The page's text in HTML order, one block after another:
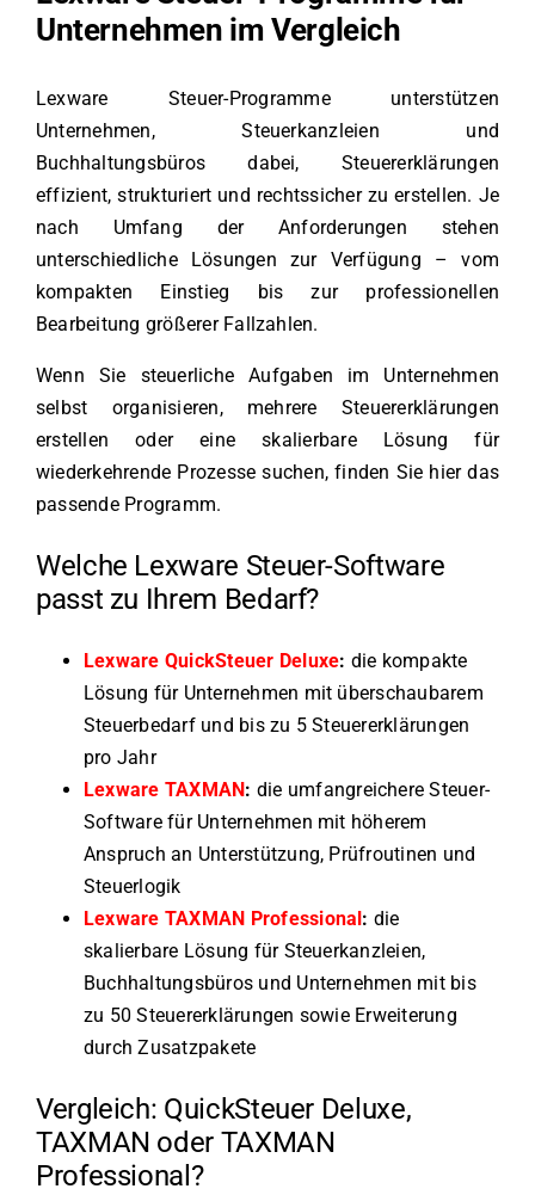
Unternehmen im Vergleich
Lexware Steuer-Programme unterstützen
Unternehmen, Steuerkanzleien und
Buchhaltungsbüros dabei, Steuererklärungen
effizient, strukturiert und rechtssicher zu erstellen. Je
nach Umfang der Anforderungen stehen
unterschiedliche Lösungen zur Verfügung – vom
kompakten Einstieg bis zur professionellen
Bearbeitung größerer Fallzahlen.
Wenn Sie steuerliche Aufgaben im Unternehmen
selbst organisieren, mehrere Steuererklärungen
erstellen oder eine skalierbare Lösung für
wiederkehrende Prozesse suchen, finden Sie hier das
passende Programm.
Welche Lexware Steuer-Software
passt zu Ihrem Bedarf?
Lexware QuickSteuer Deluxe: die kompakte
Lösung für Unternehmen mit überschaubarem
Steuerbedarf und bis zu 5 Steuererklärungen
pro Jahr
Lexware TAXMAN : die umfangreichere Steuer-
Software für Unternehmen mit höherem
Anspruch an Unterstützung, Prüfroutinen und
Steuerlogik
Lexware TAXMAN Professional : die
skalierbare Lösung für Steuerkanzleien,
Buchhaltungsbüros und Unternehmen mit bis
zu 50 Steuererklärungen sowie Erweiterung
durch Zusatzpakete
Vergleich: QuickSteuer Deluxe,
TAXMAN oder TAXMAN
Professional?